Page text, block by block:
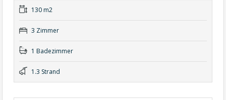
130 m2
3 Zimmer
1 Badezimmer
1.3 Strand